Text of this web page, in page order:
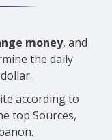
money, and
the daily
according to
top Sources,